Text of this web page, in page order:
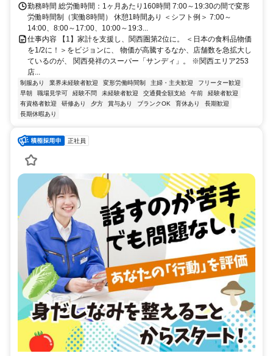
研修や早期の昇進・昇格あり。営業は19:30までで、【残業ほぼなし】
と労働時間のダイエットも積極推進中！
外での勤務の可能性あり。詳しくは面接にて。
勤務時間 総労働時間：1ヶ月あたり160時間 7:00～19:30の間で変形
労働時間制（実働8時間） 休憩1時間あり ＜シフト例＞ 7:00～
14:00、8:00～17:00、10:00～19:3...
仕事内容 【1】家計を支援し、関西圏第2位に。 ＜日本の食料品物価
を1/2に！＞をビジョンに、 物価が高騰するなか、店舗数を急拡大し
ているのが、 関西発祥のスーパー「サンディ」。 ※関西エリア253
店...
制服あり 業界未経験者歓迎 変形労働時間制 主婦・主夫歓迎
フリーター歓迎
早朝
職場見学可 経験不問 未経験者歓迎 交通費全額支給 午前
経験者歓迎
有資格者歓迎
研修あり 夕方 賞与あり ブランクOK 育休あり
長期歓迎
長期休暇あり
正社員